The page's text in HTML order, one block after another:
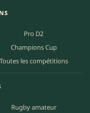
Pro D2
Champions Cup
Toutes les compétitions
Rugby amateur